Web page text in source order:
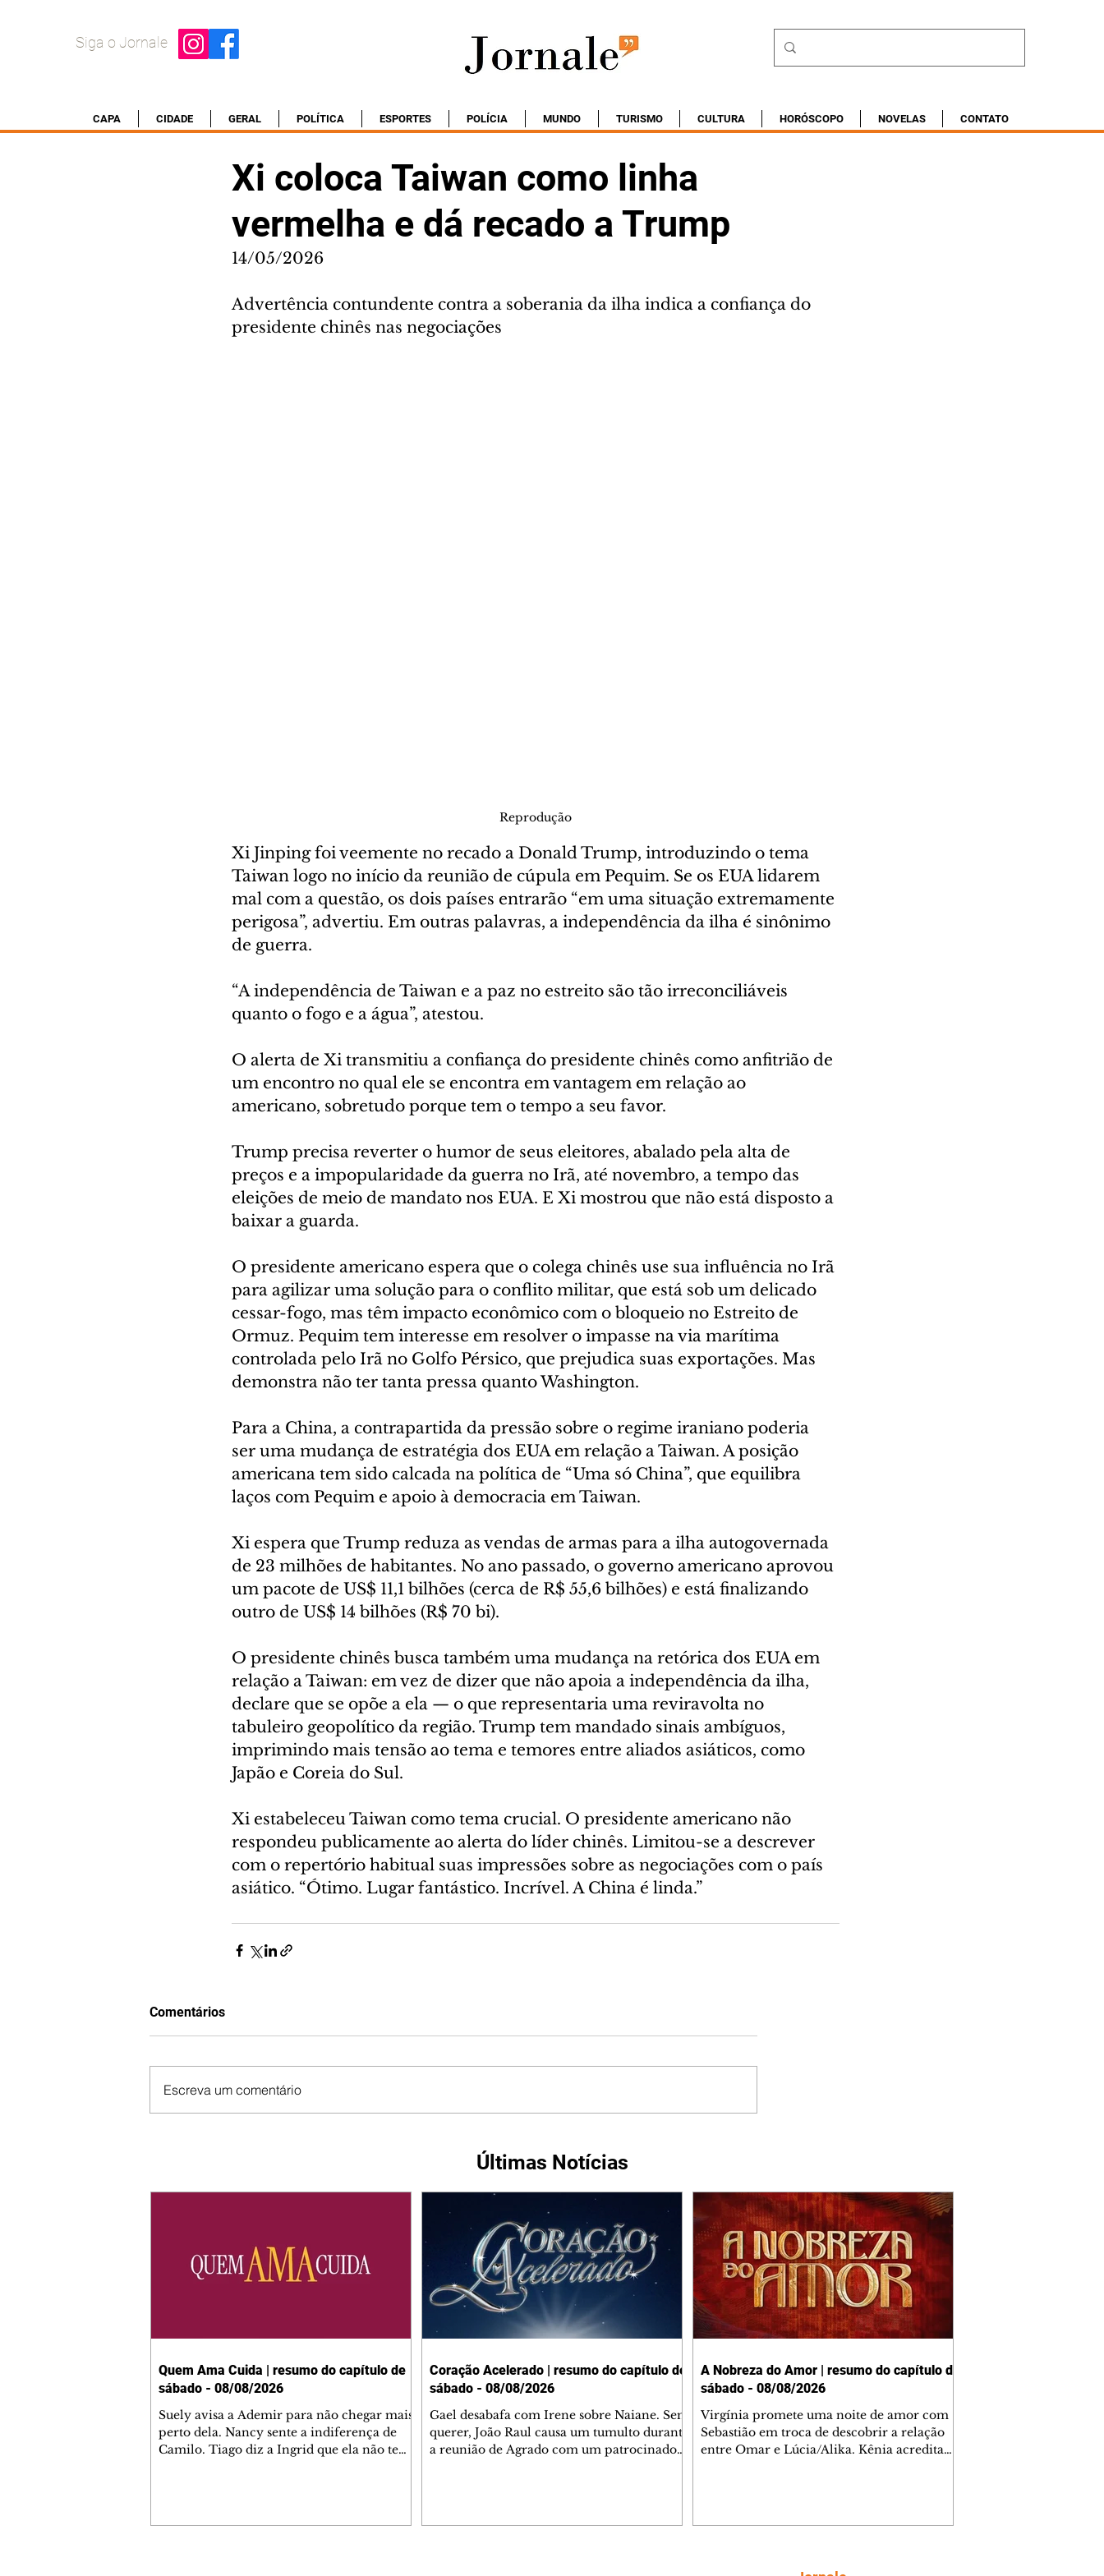
Siga o Jornale
CAPA CIDADE GERAL POLÍTICA ESPORTES POLÍCIA MUNDO TURISMO CULTURA HORÓSCOPO NOVELAS CONTATO
Xi coloca Taiwan como linha
vermelha e dá recado a Trump
14/05/2026
Advertência contundente contra a soberania da ilha indica a confiança do
presidente chinês nas negociações
Reprodução
Xi Jinping foi veemente no recado a Donald Trump, introduzindo o tema
Taiwan logo no início da reunião de cúpula em Pequim. Se os EUA lidarem
mal com a questão, os dois países entrarão “em uma situação extremamente
perigosa”, advertiu. Em outras palavras, a independência da ilha é sinônimo
de guerra.
“A independência de Taiwan e a paz no estreito são tão irreconciliáveis
quanto o fogo e a água”, atestou.
O alerta de Xi transmitiu a confiança do presidente chinês como anfitrião de
um encontro no qual ele se encontra em vantagem em relação ao
americano, sobretudo porque tem o tempo a seu favor.
Trump precisa reverter o humor de seus eleitores, abalado pela alta de
preços e a impopularidade da guerra no Irã, até novembro, a tempo das
eleições de meio de mandato nos EUA. E Xi mostrou que não está disposto a
baixar a guarda.
O presidente americano espera que o colega chinês use sua influência no Irã
para agilizar uma solução para o conflito militar, que está sob um delicado
cessar-fogo, mas têm impacto econômico com o bloqueio no Estreito de
Ormuz. Pequim tem interesse em resolver o impasse na via marítima
controlada pelo Irã no Golfo Pérsico, que prejudica suas exportações. Mas
demonstra não ter tanta pressa quanto Washington.
Para a China, a contrapartida da pressão sobre o regime iraniano poderia
ser uma mudança de estratégia dos EUA em relação a Taiwan. A posição
americana tem sido calcada na política de “Uma só China”, que equilibra
laços com Pequim e apoio à democracia em Taiwan.
Xi espera que Trump reduza as vendas de armas para a ilha autogovernada
de 23 milhões de habitantes. No ano passado, o governo americano aprovou
um pacote de US$ 11,1 bilhões (cerca de R$ 55,6 bilhões) e está finalizando
outro de US$ 14 bilhões (R$ 70 bi).
O presidente chinês busca também uma mudança na retórica dos EUA em
relação a Taiwan: em vez de dizer que não apoia a independência da ilha,
declare que se opõe a ela — o que representaria uma reviravolta no
tabuleiro geopolítico da região. Trump tem mandado sinais ambíguos,
imprimindo mais tensão ao tema e temores entre aliados asiáticos, como
Japão e Coreia do Sul.
Xi estabeleceu Taiwan como tema crucial. O presidente americano não
respondeu publicamente ao alerta do líder chinês. Limitou-se a descrever
com o repertório habitual suas impressões sobre as negociações com o país
asiático. “Ótimo. Lugar fantástico. Incrível. A China é linda.”
Comentários
Escreva um comentário
Últimas Notícias
Quem Ama Cuida | resumo do capítulo de
sábado - 08/08/2026
Suely avisa a Ademir para não chegar mais
perto dela. Nancy sente a indiferença de
Camilo. Tiago diz a Ingrid que ela não tem
Coração Acelerado | resumo do capítulo de
sábado - 08/08/2026
Gael desabafa com Irene sobre Naiane. Sem
querer, João Raul causa um tumulto durante
a reunião de Agrado com um patrocinador.
A Nobreza do Amor | resumo do capítulo de
sábado - 08/08/2026
Virgínia promete uma noite de amor com
Sebastião em troca de descobrir a relação
entre Omar e Lúcia/Alika. Kênia acredita
comentam sobre a possível jazida de